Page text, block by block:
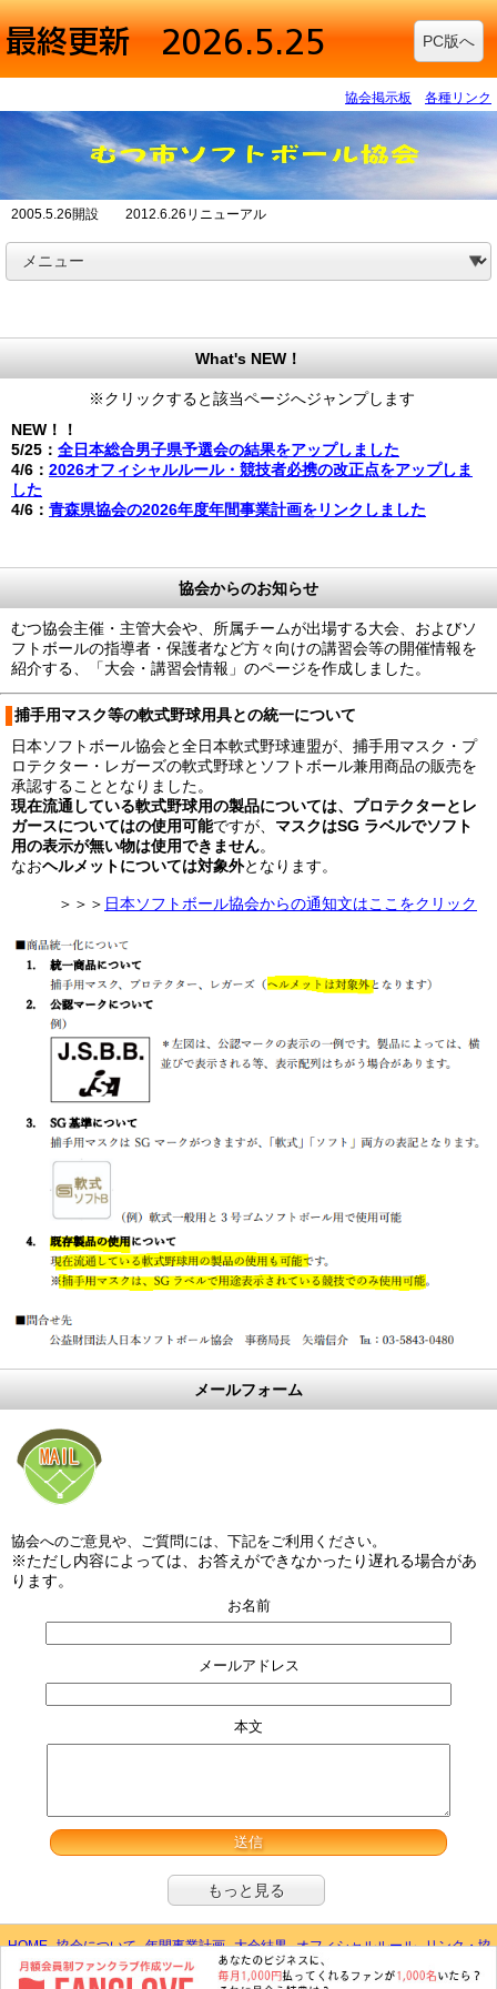
PC版へ
協会掲示板 各種リンク
2005.5.26開設 2012.6.26リニューアル
What's NEW！
※クリックすると該当ページへジャンプします
NEW！！
5/25： 全日本総合男子県予選会の結果をアップしました
4/6： 2026オフィシャルルール・競技者必携の改正点をアップしま
した
4/6： 青森県協会の2026年度年間事業計画をリンクしました
協会からのお知らせ
むつ協会主催・主管大会や、所属チームが出場する大会、およびソ
フトボールの指導者・保護者など方々向けの講習会等の開催情報を
紹介する、「大会・講習会情報」のページを作成しました。
捕手用マスク等の軟式野球用具との統一について
日本ソフトボール協会と全日本軟式野球連盟が、捕手用マスク・プ
ロテクター・レガーズの軟式野球とソフトボール兼用商品の販売を
承認することとなりました。
現在流通している軟式野球用の製品については、プロテクターとレ
ガースについてはの使用可能ですが、 マスクはSG ラベルでソフト
用の表示が無い物は使用できません。
なおヘルメットについては対象外となります。
＞＞＞ 日本ソフトボール協会からの通知文はここをクリック
メールフォーム
協会へのご意見や、ご質問には、下記をご利用ください。
※ただし内容によっては、お答えができなかったり遅れる場合があ
ります。
お名前
メールアドレス
本文
もっと見る
HOME 協会について 年間事業計画 大会結果 オフィシャルルール リンク・協
賛企業